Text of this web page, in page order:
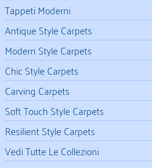
Tappeti Moderni
Antique Style Carpets
Modern Style Carpets
Chic Style Carpets
Carving Carpets
Soft Touch Style Carpets
Resilient Style Carpets
Vedi Tutte Le Collezioni